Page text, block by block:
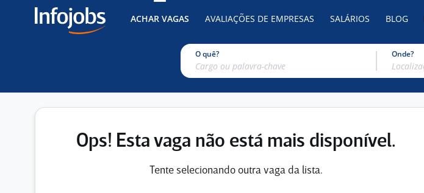
ACHAR VAGAS AVALIAÇÕES DE EMPRESAS SALÁRIOS BLOG
O quê? Onde?
Ops! Esta vaga não está mais disponível.
Tente selecionando outra vaga da lista.